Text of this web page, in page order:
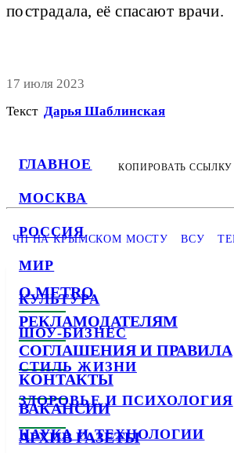
ГЛАВНОЕ
МОСКВА
РОССИЯ
МИР
КУЛЬТУРА
ШОУ-БИЗНЕС
СТИЛЬ ЖИЗНИ
ЗДОРОВЬЕ И ПСИХОЛОГИЯ
НАУКА И ТЕХНОЛОГИИ
пострадала, её спасают врачи.
17 июля 2023
Текст Дарья Шаблинская
КОПИРОВАТЬ ССЫЛКУ
ЧП НА КРЫМСКОМ МОСТУ ВСУ
О METRO
РЕКЛАМОДАТЕЛЯМ
СОГЛАШЕНИЯ И ПРАВИЛА
КОНТАКТЫ
ВАКАНСИИ
АРХИВ ГАЗЕТЫ